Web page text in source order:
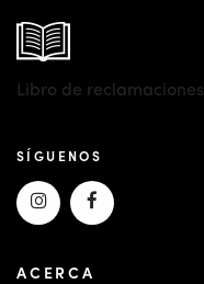
Libro de reclamaciones
SÍGUENOS
ACERCA